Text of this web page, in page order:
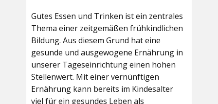
Gutes Essen und Trinken ist ein zentrales
Thema einer zeitgemäßen frühkindlichen
Bildung. Aus diesem Grund hat eine
gesunde und ausgewogene Ernährung in
unserer Tageseinrichtung einen hohen
Stellenwert. Mit einer vernünftigen
Ernährung kann bereits im Kindesalter
viel für ein gesundes Leben als